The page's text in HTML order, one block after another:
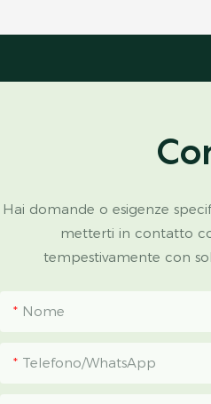
Hai domande o esigenze
metterti in contatto
tempestivamente con
Nome
Telefono/WhatsApp